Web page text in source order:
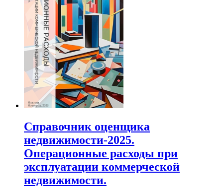
Справочник оценщика
недвижимости-2025.
Операционные расходы при
эксплуатации коммерческой
недвижимости.